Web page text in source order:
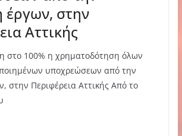
έργων, στην
Αττικής
στο 100% η χρηματοδότηση όλων
υποχρεώσεων από την
στην Περιφέρεια Αττικής Από το